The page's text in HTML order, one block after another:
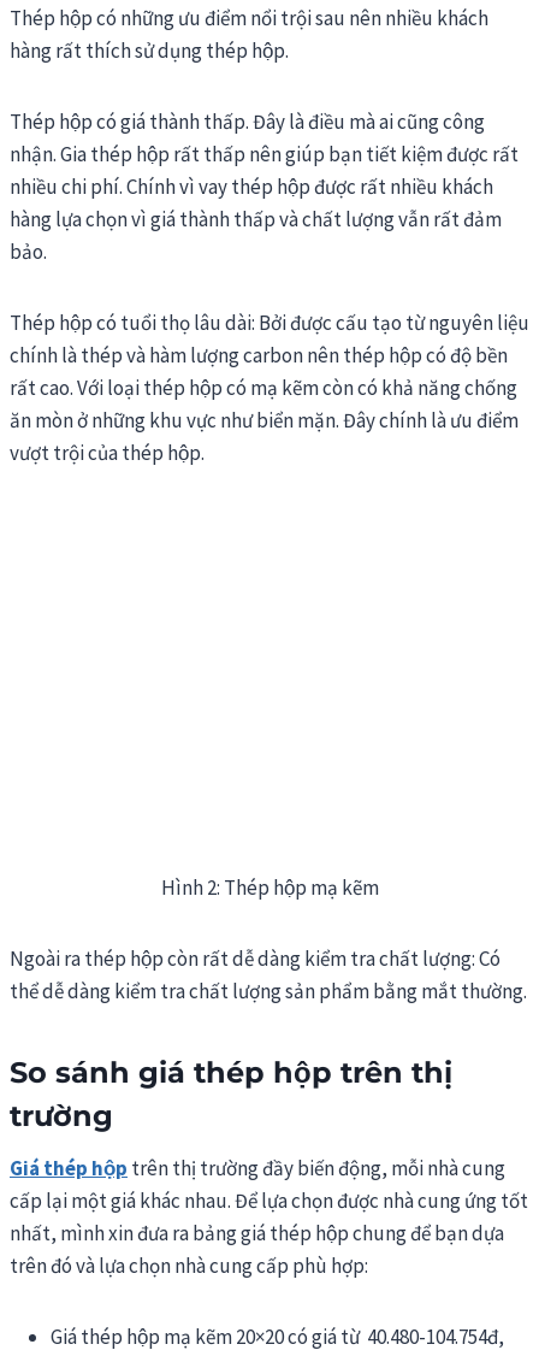
Thép hộp có những ưu điểm nổi trội sau nên nhiều khách
hàng rất thích sử dụng thép hộp.
Thép hộp có giá thành thấp. Đây là điều mà ai cũng công
nhận. Gia thép hộp rất thấp nên giúp bạn tiết kiệm được rất
nhiều chi phí. Chính vì vay thép hộp được rất nhiều khách
hàng lựa chọn vì giá thành thấp và chất lượng vẫn rất đảm
bảo.
Thép hộp có tuổi thọ lâu dài: Bởi được cấu tạo từ nguyên liệu
chính là thép và hàm lượng carbon nên thép hộp có độ bền
rất cao. Với loại thép hộp có mạ kẽm còn có khả năng chống
ăn mòn ở những khu vực như biển mặn. Đây chính là ưu điểm
vượt trội của thép hộp.
Hình 2: Thép hộp mạ kẽm
Ngoài ra thép hộp còn rất dễ dàng kiểm tra chất lượng: Có
thể dễ dàng kiểm tra chất lượng sản phẩm bằng mắt thường.
So sánh giá thép hộp trên thị
trường
Giá thép hộp trên thị trường đầy biến động, mỗi nhà cung
cấp lại một giá khác nhau. Để lựa chọn được nhà cung ứng tốt
nhất, mình xin đưa ra bảng giá thép hộp chung để bạn dựa
trên đó và lựa chọn nhà cung cấp phù hợp:
Giá thép hộp mạ kẽm 20×20 có giá từ 40.480-104.754đ,